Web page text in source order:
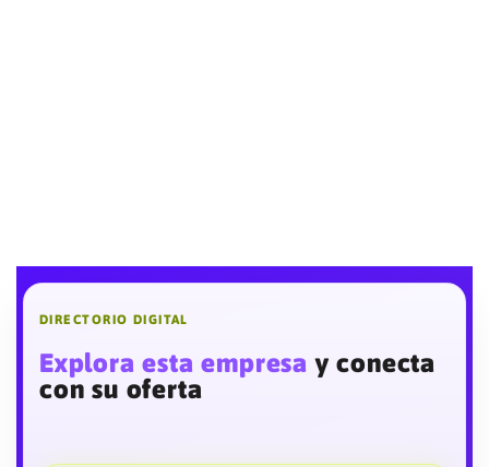
DIRECTORIO DIGITAL
Explora esta empresa y conecta
con su oferta